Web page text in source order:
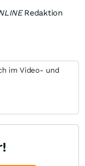
Redaktion
im Video- und